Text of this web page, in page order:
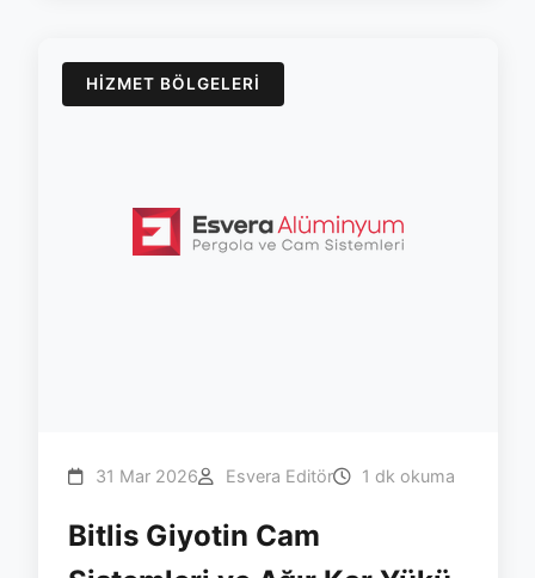
HIZMET BÖLGELERI
31 Mar 2026 Esvera Editör 1 dk okuma
Bitlis Giyotin Cam